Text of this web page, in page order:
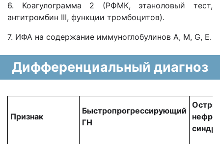
6. Коагулограмма 2 (РФМК, этаноловый тест,
антитромбин III, функции тромбоцитов).
7. ИФА на содержание иммуноглобулинов А, М, G, E.
Дифференциальный диагноз
Признак
Быстропрогрессирующий
ГН